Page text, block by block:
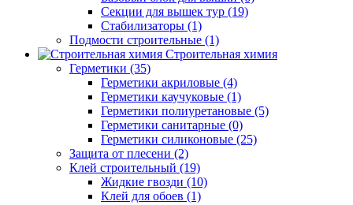
Секции для вышек тур (19)
Стабилизаторы (1)
Подмости строительные (1)
Строительная химия
Герметики (35)
Герметики акриловые (4)
Герметики каучуковые (1)
Герметики полиуретановые (5)
Герметики санитарные (0)
Герметики силиконовые (25)
Защита от плесени (2)
Клей строительный (19)
Жидкие гвозди (10)
Клей для обоев (1)